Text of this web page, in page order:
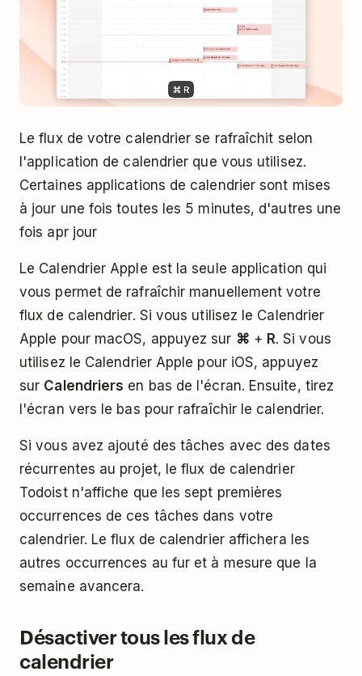
Le flux de votre calendrier se rafraîchit selon
l'application de calendrier que vous utilisez.
Certaines applications de calendrier sont mises
à jour une fois toutes les 5 minutes, d'autres une
fois apr jour
Le Calendrier Apple est la seule application qui
vous permet de rafraîchir manuellement votre
flux de calendrier. Si vous utilisez le Calendrier
Apple pour macOS, appuyez sur ⌘ + R. Si vous
utilisez le Calendrier Apple pour iOS, appuyez
sur Calendriers en bas de l'écran. Ensuite, tirez
l'écran vers le bas pour rafraîchir le calendrier.
Si vous avez ajouté des tâches avec des dates
récurrentes au projet, le flux de calendrier
Todoist n'affiche que les sept premières
occurrences de ces tâches dans votre
calendrier. Le flux de calendrier affichera les
autres occurrences au fur et à mesure que la
semaine avancera.
Désactiver tous les flux de
calendrier